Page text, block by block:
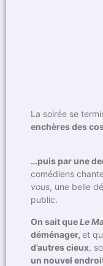
La soirée se
enchères des
…puis par une
comédiens
vous, une belle
public.
On sait queLe
déménager, et
d’autres cieux,
un nouvel